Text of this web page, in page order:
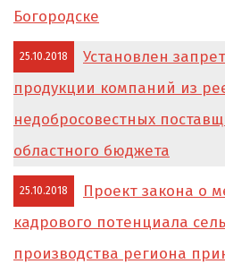
Богородске
25.10.2018
Установлен
продукции компаний из
недобросовестных
областного бюджета
25.10.2018
Проект закона о
кадрового потенциала
производства региона